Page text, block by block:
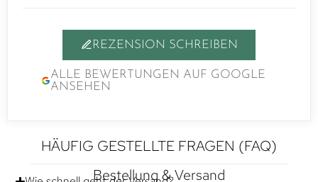
REZENSION SCHREIBEN
ALLE BEWERTUNGEN AUF GOOGLE
ANSEHEN
HÄUFIG GESTELLTE FRAGEN (FAQ)
Bestellung & Versand